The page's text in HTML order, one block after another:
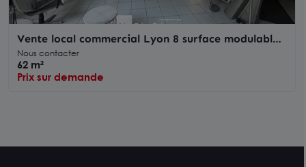
Vente local commercial Lyon 8 surface modulable
et visibilité axe passant
Nous contacter
62 m²
Prix sur demande